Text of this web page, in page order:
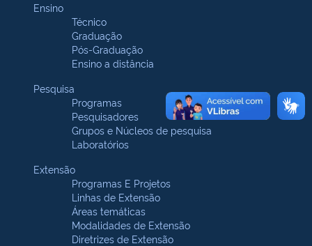
Ensino
Técnico
Graduação
Pós-Graduação
Ensino a distância
Pesquisa
Programas
Pesquisadores
Grupos e Núcleos de pesquisa
Laboratórios
Extensão
Programas E Projetos
Linhas de Extensão
Áreas temáticas
Modalidades de Extensão
Diretrizes de Extensão